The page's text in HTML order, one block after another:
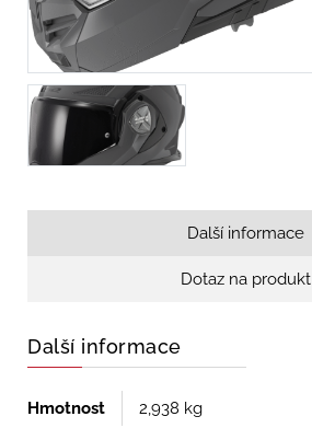
Další informace
Dotaz na produkt
Další informace
Hmotnost 2,938 kg